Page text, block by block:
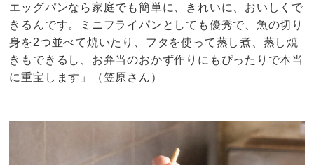
エッグパンなら家庭でも簡単に、きれいに、おいしくで
きるんです。ミニフライパンとしても優秀で、魚の切り
身を2つ並べて焼いたり、フタを使って蒸し煮、蒸し焼
きもできるし、お弁当のおかず作りにもぴったりで本当
に重宝します」（笠原さん）